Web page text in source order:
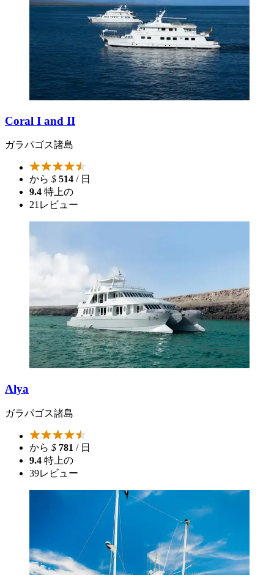
Coral I and II
ガラパゴス諸島
から $ 514 / 日
9.4 特上の
21 レビュー
Alya
ガラパゴス諸島
から $ 781 / 日
9.4 特上の
39レビュー